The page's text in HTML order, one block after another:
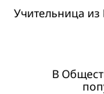
Учительница
В